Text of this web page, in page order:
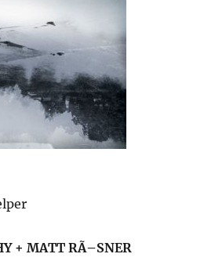
+ MATT RÃ–SNER